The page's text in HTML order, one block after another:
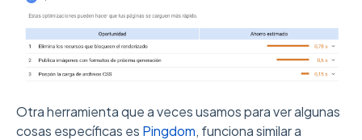
Otra herramienta que a veces usamos para ver algunas
cosas específicas es Pingdom, funciona similar a